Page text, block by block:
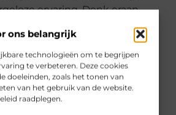
ons belangrijk
technologieën om te begrijpen
te verbeteren. Deze cookies
doeleinden, zoals het tonen van
van het gebruik van de website.
raadplegen.
ervaring. Denk eraan
zo lang mogelijk